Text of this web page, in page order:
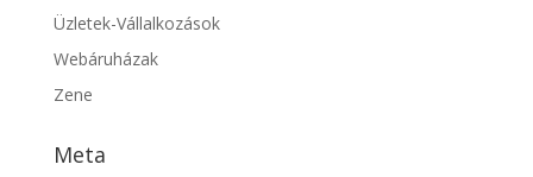
Üzletek-Vállalkozások
Webáruházak
Zene
Meta